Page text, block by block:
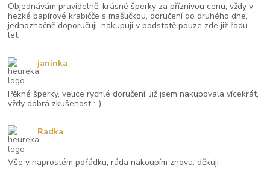
Objednávám pravidelně, krásné šperky za příznivou cenu, vždy v
hezké papírové krabičče s mašličkou, doručení do druhého dne,
jednoznačně doporučuji, nakupuji v podstatě pouze zde již řadu
let.
Pěkné šperky, velice rychlé doručení. Již jsem nakupovala vícekrát,
vždy dobrá zkušenost :-)
janinka
Vše v naprostém pořádku, ráda nakoupím znova. děkuji
Radka